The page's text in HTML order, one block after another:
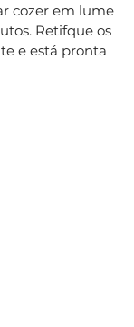
cozer em lume
Retifque os
e está pronta